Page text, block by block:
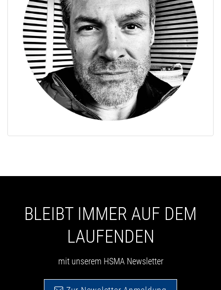
BLEIBT IMMER AUF DEM
LAUFENDEN
mit unserem HSMA Newsletter